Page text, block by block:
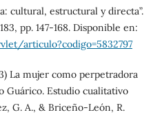
cultural, estructural y directa”.
pp. 147-168. Disponible en:
articulo?codigo=5832797
La mujer como perpetradora
Guárico. Estudio cualitativo
G. A., & Briceño-León, R.